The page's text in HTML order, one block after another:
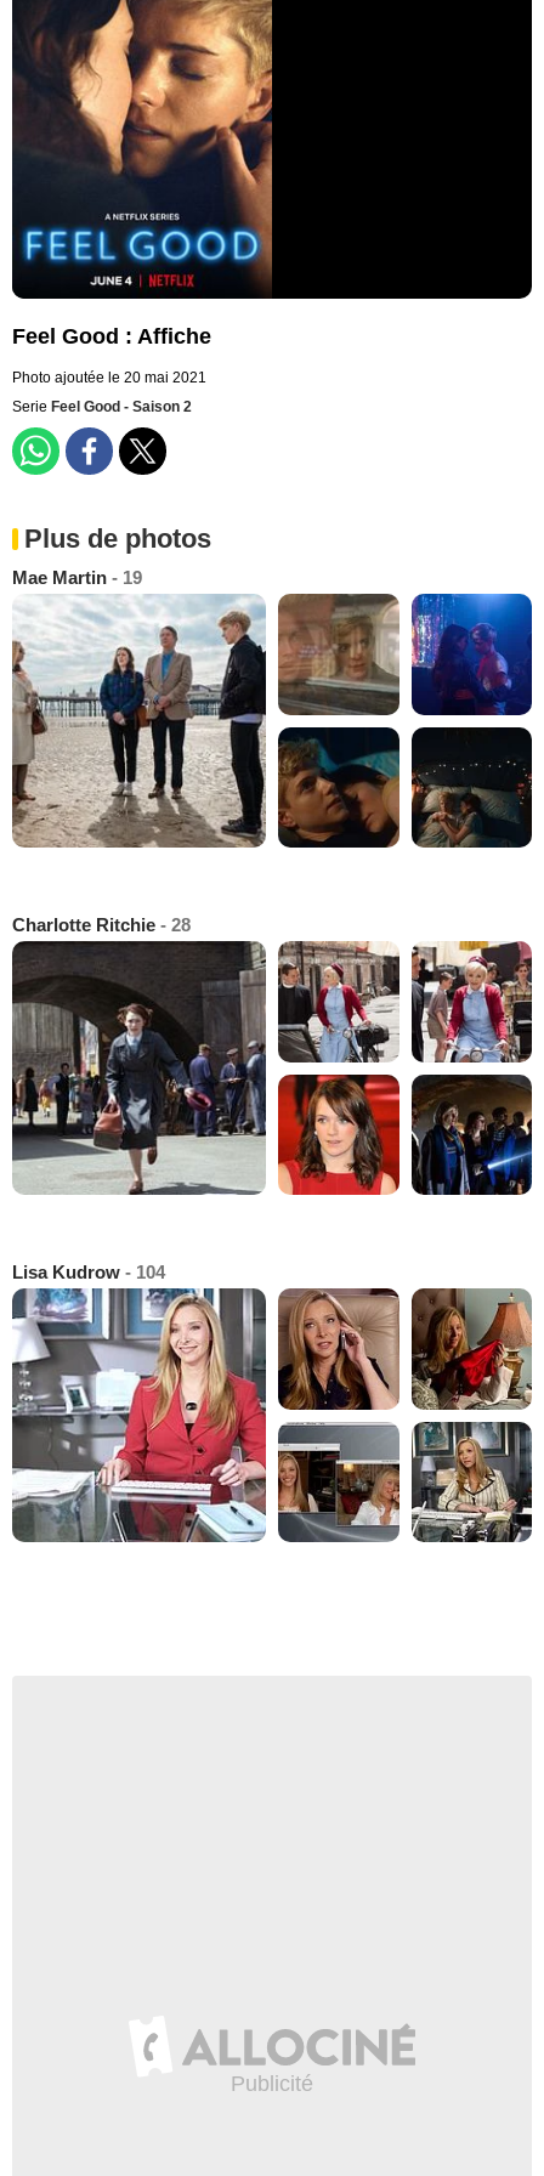
Feel Good : Affiche
Photo ajoutée le 20 mai 2021
Serie Feel Good - Saison 2
Plus de photos
Mae Martin - 19
Charlotte Ritchie - 28
Lisa Kudrow - 104